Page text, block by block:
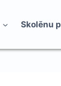
Skolēnu